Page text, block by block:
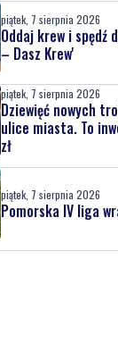
piątek, 7 sierpnia 2026
Oddaj krew i spędź
– Dasz Krew'
piątek, 7 sierpnia 2026
Dziewięć nowych
ulice miasta. To
zł
piątek, 7 sierpnia 2026
Pomorska IV liga